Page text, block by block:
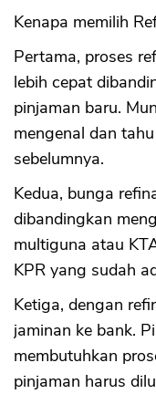
Kenapa memilih
Pertama, proses
lebih cepat
pinjaman baru.
mengenal dan
sebelumnya.
Kedua, bunga
dibandingkan
multiguna atau
KPR yang sudah
Ketiga, dengan
jaminan ke bank.
membutuhkan
pinjaman harus